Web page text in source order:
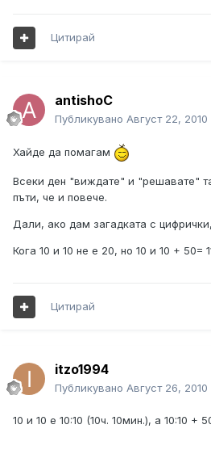
Цитирай
antishoC
Публикувано Август 22, 2010
Хайде да помагам
Всеки ден "виждате" и "решавате"
пъти, че и повече.
Дали, ако дам загадката с
Кога 10 и 10 не е 20, но 10 и 10 + 50=
Цитирай
itzo1994
Публикувано Август 26, 2010
10 и 10 е 10:10 (10ч. 10мин.), а 10:10 +